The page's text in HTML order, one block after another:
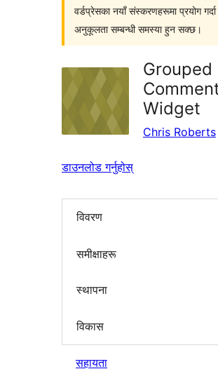
वर्डप्रेसका नयाँ संस्करणहरूमा प्रयोग गर्दा
अनुकूलता सम्बन्धी समस्या हुन सक्छ।
Grouped
Widget
Chris Roberts
डाउनलोड गर्नुहोस्
विवरण
समीक्षाहरू
स्थापना
विकास
सहायता